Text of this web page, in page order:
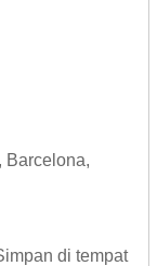
Barcelona,
di tempat